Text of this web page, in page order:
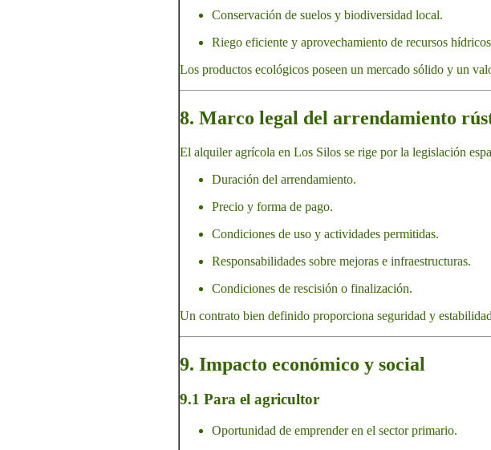
Conservación de suelos y biodiversidad local.
Riego eficiente y aprovechamiento de recursos
Los productos ecológicos poseen un mercado sólido y un
8. Marco legal del arrendamiento
El alquiler agrícola en Los Silos se rige por la legislación
Duración del arrendamiento.
Precio y forma de pago.
Condiciones de uso y actividades permitidas.
Responsabilidades sobre mejoras e infraestructuras.
Condiciones de rescisión o finalización.
Un contrato bien definido proporciona seguridad y
9. Impacto económico y social
9.1 Para el agricultor
Oportunidad de emprender en el sector primario.